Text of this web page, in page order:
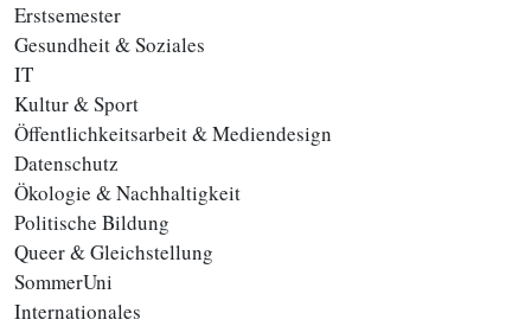
Erstsemester
Gesundheit & Soziales
IT
Kultur & Sport
Öffentlichkeitsarbeit & Mediendesign
Datenschutz
Ökologie & Nachhaltigkeit
Politische Bildung
Queer & Gleichstellung
SommerUni
Internationales